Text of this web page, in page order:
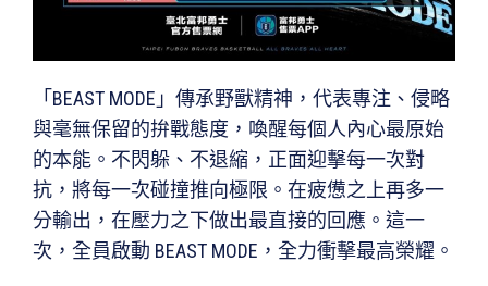
「BEAST MODE」傳承野獸精神，代表專注、侵略
與毫無保留的拚戰態度，喚醒每個人內心最原始
的本能。不閃躲、不退縮，正面迎擊每一次對
抗，將每⼀次碰撞推向極限。在疲憊之上再多⼀
分輸出，在壓力之下做出最直接的回應。這⼀
次，全員啟動 BEAST MODE，全力衝擊最高榮耀。